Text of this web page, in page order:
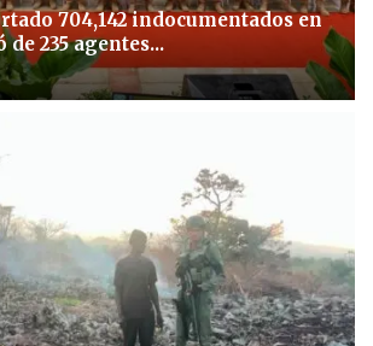
704,142 indocumentados en
de 235 agentes...